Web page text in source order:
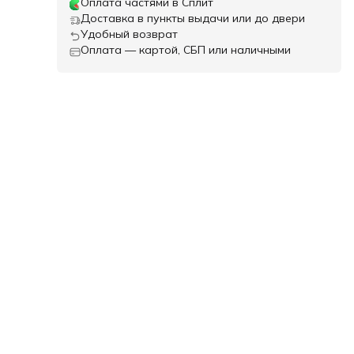
Доставка в пункты выдачи или до двери
Удобный возврат
Оплата — картой, СБП или наличными